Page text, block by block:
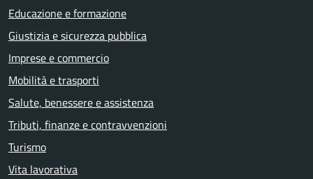
Educazione e formazione
Giustizia e sicurezza pubblica
Imprese e commercio
Mobilità e trasporti
Salute, benessere e assistenza
Tributi, finanze e contravvenzioni
Turismo
Vita lavorativa